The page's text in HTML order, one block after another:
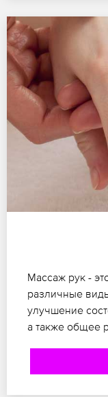
Массаж рук -
различные
улучшение
а также общее